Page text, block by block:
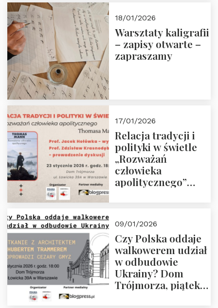
18/01/2026
Warsztaty kaligrafii
– zapisy otwarte –
zapraszamy
17/01/2026
Relacja tradycji i
polityki w świetle
„Rozważań
człowieka
apolitycznego”
godz. 18:00.
Zapraszamy!
09/01/2026
Czy Polska oddaje
walkowerem udział
w odbudowie
Ukrainy? Dom
Trójmorza, piątek